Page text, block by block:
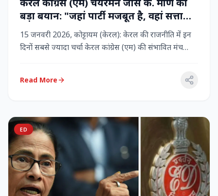
बड़ा बयान: "जहां पार्टी मजबूत है, वहां सत्ता
बनी रहेगी" – LDF के साथ बने रहने पर जोर
15 जनवरी 2026, कोट्टायम (केरल): केरल की राजनीति में इन
दिनों सबसे ज्यादा चर्चा केरल कांग्रेस (एम) की संभावित मंच
Read More
ED